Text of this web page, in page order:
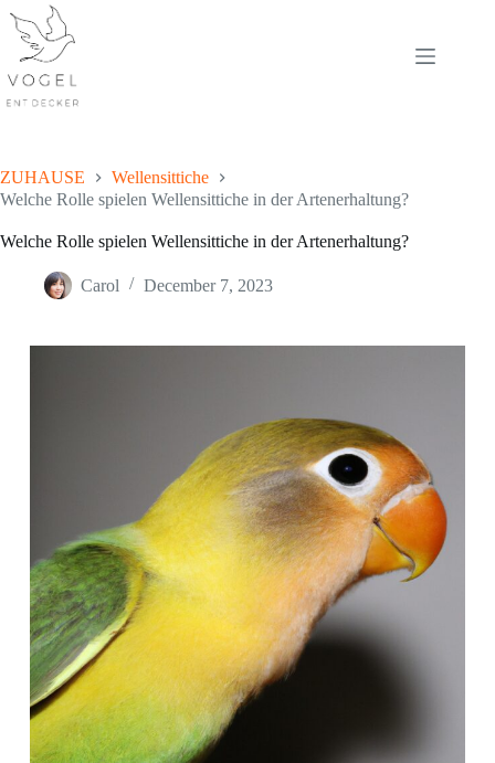
content
ZUHAUSE
Wellensittiche
Welche Rolle spielen Wellensittiche in der Artenerhaltung?
Welche Rolle spielen Wellensittiche in der Artenerhaltung?
Carol December 7, 2023